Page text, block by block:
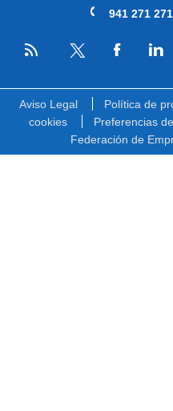
941 271 271
RSS
Aviso Legal Política de
cookies
Preferencias
Federación de